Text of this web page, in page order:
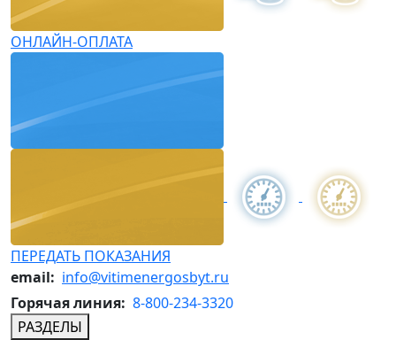
ОНЛАЙН-ОПЛАТА
ПЕРЕДАТЬ ПОКАЗАНИЯ
email: info@vitimenergosbyt.ru
Горячая линия: 8-800-234-3320
РАЗДЕЛЫ